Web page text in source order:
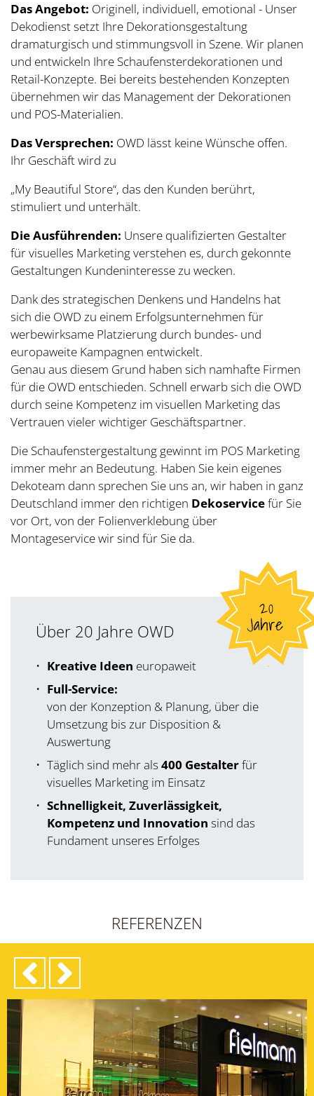
Das Angebot: Originell, individuell, emotional - Unser
Dekodienst setzt Ihre Dekorationsgestaltung
dramaturgisch und stimmungsvoll in Szene. Wir planen
und entwickeln Ihre Schaufensterdekorationen und
Retail-Konzepte. Bei bereits bestehenden Konzepten
übernehmen wir das Management der Dekorationen
und POS-Materialien.
Das Versprechen: OWD lässt keine Wünsche offen.
Ihr Geschäft wird zu
„My Beautiful Store“, das den Kunden berührt,
stimuliert und unterhält.
Die Ausführenden: Unsere qualifizierten Gestalter
für visuelles Marketing verstehen es, durch gekonnte
Gestaltungen Kundeninteresse zu wecken.
Dank des strategischen Denkens und Handelns hat
sich die OWD zu einem Erfolgsunternehmen für
werbewirksame Platzierung durch bundes- und
europaweite Kampagnen entwickelt.
Genau aus diesem Grund haben sich namhafte Firmen
für die OWD entschieden. Schnell erwarb sich die OWD
durch seine Kompetenz im visuellen Marketing das
Vertrauen vieler wichtiger Geschäftspartner.
Die Schaufenstergestaltung gewinnt im POS Marketing
immer mehr an Bedeutung. Haben Sie kein eigenes
Dekoteam dann sprechen Sie uns an, wir haben in ganz
Deutschland immer den richtigen Dekoservicefür Sie
vor Ort, von der Folienverklebung über
Montageservice wir sind für Sie da.
Über 20 Jahre OWD
Kreative Ideen europaweit
Full-Service:
von der Konzeption & Planung, über die
Umsetzung bis zur Disposition &
Auswertung
Täglich sind mehr als400 Gestalterfür
visuelles Marketing im Einsatz
Schnelligkeit, Zuverlässigkeit,
Kompetenz und Innovation sind das
Fundament unseres Erfolges
REFERENZEN